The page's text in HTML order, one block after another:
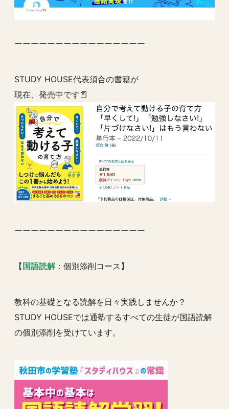
ーーーーーーーーーーーーーーーー
STUDY HOUSE代表須合の書籍が
現在、発売中です📕
ーーーーーーーーーーーーーーーー
【 国語読解：個別添削コース】
教科の基礎となる読解を日々実践しませんか？
STUDY HOUSEでは通塾するすべての生徒が国語読解
の個別添削を受けています。